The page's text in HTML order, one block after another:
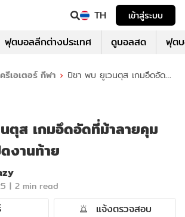
TH เข้าสู่ระบบ
ฟุตบอลลีกต่างประเทศ ดูบอลสด ฟุต
ครีเอเตอร์ กีฬา
ปิซา พบ ยูเวนตุส เกมอึดอัดที่
งานท้าย
ตุส เกมอึดอัดที่ม้าลายคุม
งานท้าย
| 2 min read
แจ้งตรวจสอบ